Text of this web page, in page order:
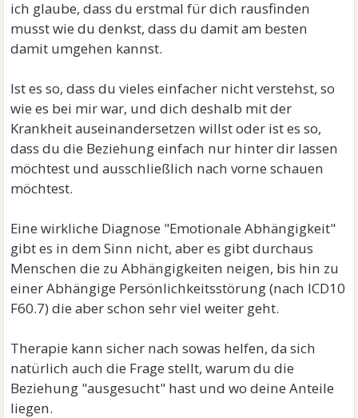
ich glaube, dass du erstmal für dich rausfinden
musst wie du denkst, dass du damit am besten
damit umgehen kannst.
Ist es so, dass du vieles einfacher nicht verstehst, so
wie es bei mir war, und dich deshalb mit der
Krankheit auseinandersetzen willst oder ist es so,
dass du die Beziehung einfach nur hinter dir lassen
möchtest und ausschließlich nach vorne schauen
möchtest.
Eine wirkliche Diagnose "Emotionale Abhängigkeit"
gibt es in dem Sinn nicht, aber es gibt durchaus
Menschen die zu Abhängigkeiten neigen, bis hin zu
einer Abhängige Persönlichkeitsstörung (nach ICD10
F60.7) die aber schon sehr viel weiter geht.
Therapie kann sicher nach sowas helfen, da sich
natürlich auch die Frage stellt, warum du die
Beziehung "ausgesucht" hast und wo deine Anteile
liegen.